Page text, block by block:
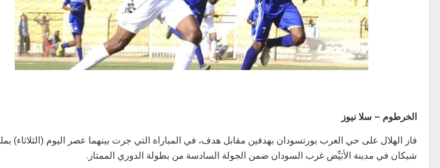
الخرطوم – سلا نيوز
فاز الهلال على حي العرب بورتسودان بهدفين مقابل هدف، في المباراة التي جرت بينهما عصر اليوم (الثلاثاء)
شيكان في مدينة الأبَيِّض غرب السودان ضمن الجولة السادسة من بطولة الدوري الممتاز.